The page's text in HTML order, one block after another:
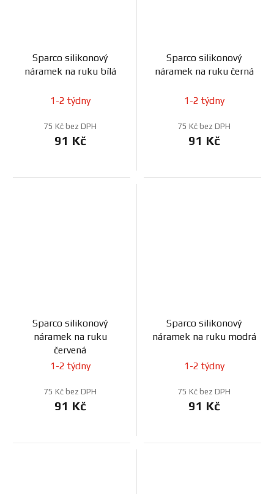
Sparco silikonový
náramek na ruku bílá
1-2 týdny
75 Kč bez DPH
91 Kč
Sparco silikonový
náramek na ruku černá
1-2 týdny
75 Kč bez DPH
91 Kč
Sparco silikonový
náramek na ruku
červená
1-2 týdny
75 Kč bez DPH
91 Kč
Sparco silikonový
náramek na ruku modrá
1-2 týdny
75 Kč bez DPH
91 Kč